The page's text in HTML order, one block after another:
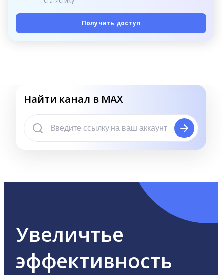
Получить доступ
Найти канал в MAX
Увеличтье
эффективность